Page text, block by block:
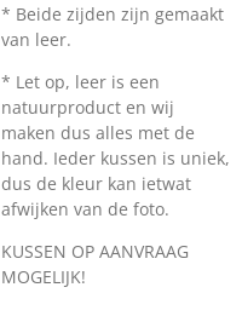
* Beide zijden zijn gemaakt
van leer.
* Let op, leer is een
natuurproduct en wij
maken dus alles met de
hand. Ieder kussen is uniek,
dus de kleur kan ietwat
afwijken van de foto.
KUSSEN OP AANVRAAG
MOGELIJK!